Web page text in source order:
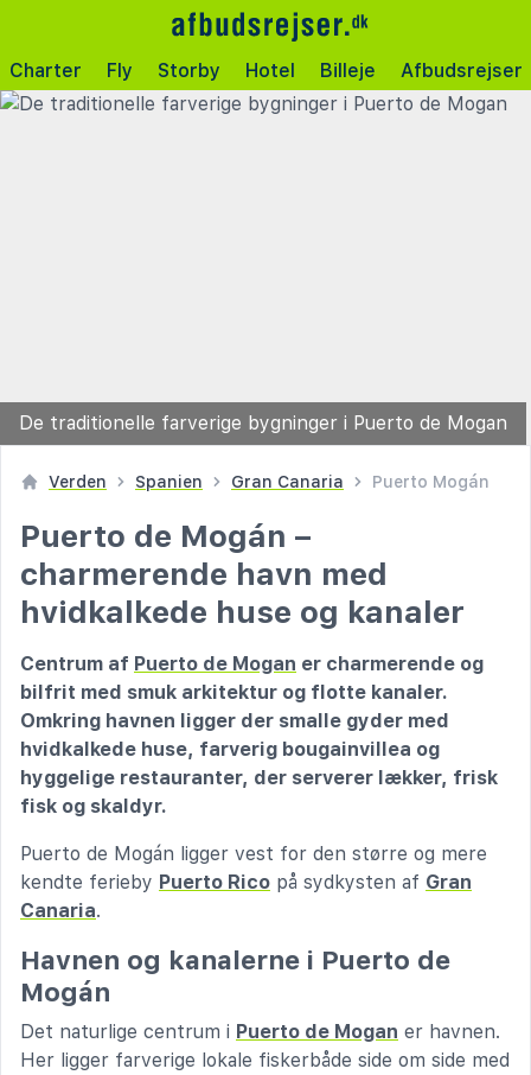
Charter Fly Storby Hotel Billeje Afbudsrejser
De traditionelle farverige bygninger i Puerto de Mogan
Verden Spanien Gran Canaria Puerto Mogán
Puerto de Mogán –
charmerende havn med
hvidkalkede huse og kanaler
Centrum af Puerto de Mogan er charmerende og
bilfrit med smuk arkitektur og flotte kanaler.
Omkring havnen ligger der smalle gyder med
hvidkalkede huse, farverig bougainvillea og
hyggelige restauranter, der serverer lækker, frisk
fisk og skaldyr.
Puerto de Mogán ligger vest for den større og mere
kendte ferieby Puerto Rico på sydkysten af Gran
Canaria.
Havnen og kanalerne i Puerto de
Mogán
Det naturlige centrum i Puerto de Mogan er havnen.
Her ligger farverige lokale fiskerbåde side om side med